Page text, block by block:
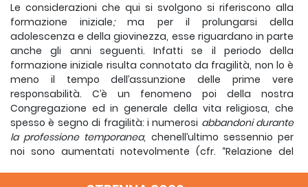
Le considerazioni che qui si svolgono si riferiscono alla
formazione iniziale;ma per il prolungarsi della
adolescenza e della giovinezza, esse riguardano in parte
anche gli anni seguenti. Infatti se il periodo della
formazione iniziale risulta connotato da fragilità, non lo è
meno il tempo dell’assunzione delle prime vere
responsabilità. C’è un fenomeno poi della nostra
Congregazione ed in generale della vita religiosa, che
spesso è segno di fragilità: i numerosi abbandoni durante
la professione temporanea, chenell’ultimo sessennio per
noi sono aumentati notevolmente (cfr. “Relazione del